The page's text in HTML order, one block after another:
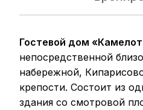
Гостевой дом
непосредственной
набережной,
крепости. Состоит из
здания со смотровой